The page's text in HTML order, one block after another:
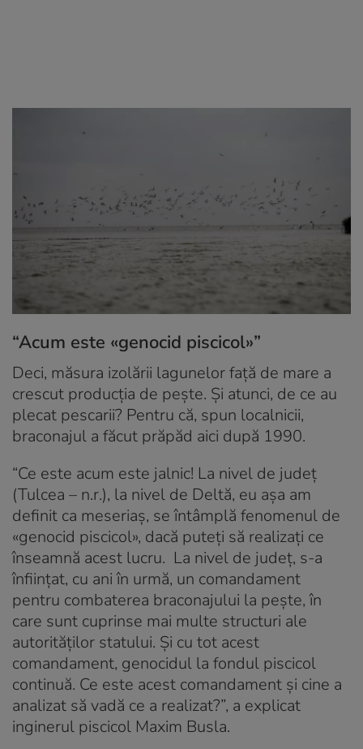
“Acum este «genocid piscicol»”
Deci, măsura izolării lagunelor faţă de mare a
crescut producţia de peşte. Şi atunci, de ce au
plecat pescarii? Pentru că, spun localnicii,
braconajul a făcut prăpăd aici după 1990.
“Ce este acum este jalnic! La nivel de județ
(Tulcea – n.r.), la nivel de Deltă, eu așa am
definit ca meseriaș, se întâmplă fenomenul de
«genocid piscicol», dacă puteți să realizați ce
înseamnă acest lucru. La nivel de județ, s-a
înființat, cu ani în urmă, un comandament
pentru combaterea braconajului la pește, în
care sunt cuprinse mai multe structuri ale
autorităților statului. Și cu tot acest
comandament, genocidul la fondul piscicol
continuă. Ce este acest comandament și cine a
analizat să vadă ce a realizat?”, a explicat
inginerul piscicol Maxim Busla.